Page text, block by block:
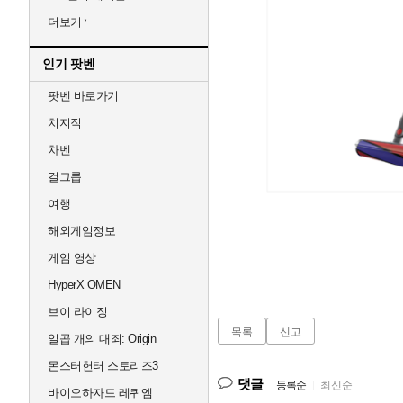
더보기
인기 팟벤
팟벤 바로가기
치지직
차벤
걸그룹
여행
해외게임정보
게임 영상
HyperX OMEN
브이 라이징
일곱 개의 대죄: Origin
몬스터헌터 스토리즈3
바이오하자드 레퀴엠
목록 신고
댓글 등록순 최신순